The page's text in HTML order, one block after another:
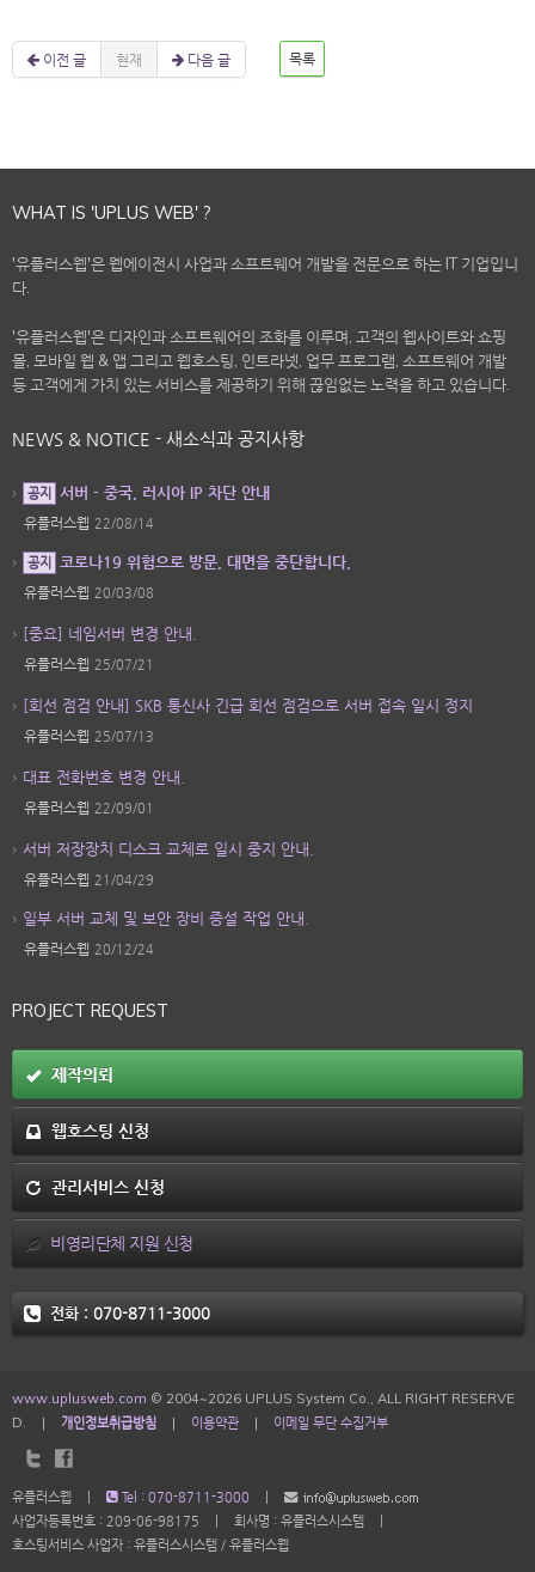
이전 글 현재 다음 글 목록
WHAT IS 'UPLUS WEB' ?
'유플러스웹'은 웹에이전시 사업과 소프트웨어 개발을 전문으로 하는 IT 기업입니
다.
'유플러스웹'은 디자인과 소프트웨어의 조화를 이루며, 고객의 웹사이트와 쇼핑
몰, 모바일 웹 & 앱 그리고 웹호스팅, 인트라넷, 업무 프로그램, 소프트웨어 개발
등 고객에게 가치 있는 서비스를 제공하기 위해 끊임없는 노력을 하고 있습니다.
NEWS & NOTICE - 새소식과 공지사항
공지 서버 - 중국, 러시아 IP 차단 안내
유플러스웹 22/08/14
공지 코로나19 위험으로 방문, 대면을 중단합니다.
유플러스웹 20/03/08
[중요] 네임서버 변경 안내.
유플러스웹 25/07/21
[회선 점검 안내] SKB 통신사 긴급 회선 점검으로 서버 접속 일시 정지
유플러스웹 25/07/13
대표 전화번호 변경 안내.
유플러스웹 22/09/01
서버 저장장치 디스크 교체로 일시 중지 안내.
유플러스웹 21/04/29
일부 서버 교체 및 보안 장비 증설 작업 안내.
유플러스웹 20/12/24
PROJECT REQUEST
제작의뢰
웹호스팅 신청
관리서비스 신청
비영리단체 지원 신청
전화 : 070-8711-3000
www.uplusweb.com © 2004~2026 UPLUS System Co., ALL RIGHT RESERVE
D.
| 개인정보취급방침 | 이용약관 | 이메일 무단 수집거부
유플러스웹 Tel : 070-8711-3000
사업자등록번호 : 209-06-98175
회사명 : 유플러스시스템
호스팅서비스 사업자 : 유플러스시스템 / 유플러스웹